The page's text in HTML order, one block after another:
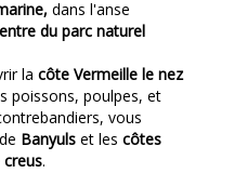
dans l'anse
du parc naturel
la côte Vermeille le nez
poissons, poulpes, et
vous
Banyuls et les côtes
creus.